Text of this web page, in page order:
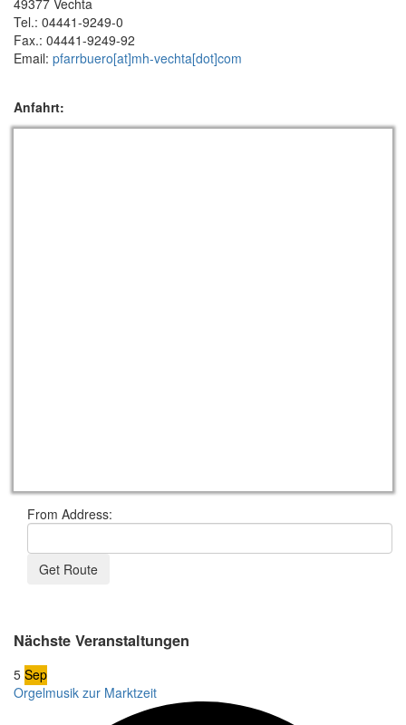
Tel.: 04441-9249-0
Fax.: 04441-9249-92
Email: pfarrbuero[at]mh-vechta[dot]com
Anfahrt:
From Address:
Nächste Veranstaltungen
5 Sep
Orgelmusik zur Marktzeit